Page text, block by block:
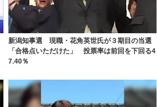
新潟知事選 現職・花角英世氏が３期目の当選
「合格点いただけた」 投票率は前回を下回る4
7.40％